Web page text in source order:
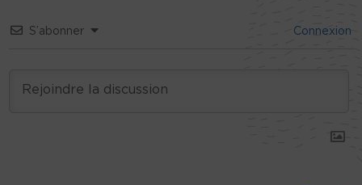
S’abonner Connexion